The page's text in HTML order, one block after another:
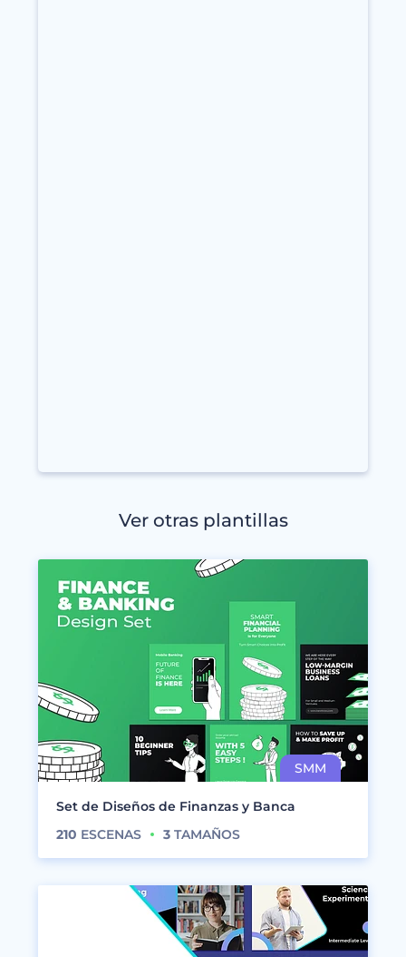
Ver otras plantillas
Set de Diseños de Finanzas y Banca
210 ESCENAS 3 TAMAÑOS